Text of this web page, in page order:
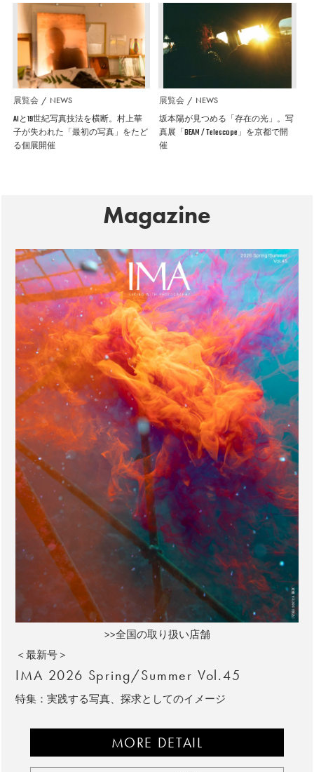
展覧会 NEWS
AIと19世紀写真技法を横断。村上華
子が失われた「最初の写真」をたど
る個展開催
展覧会 NEWS
坂本陽が見つめる「存在の光」。写
真展「BEAM / Telescope」を京都で開
催
Magazine
>>全国の取り扱い店舗
＜最新号＞
IMA 2026 Spring/Summer Vol.45
特集：実践する写真、探求としてのイメージ
MORE DETAIL